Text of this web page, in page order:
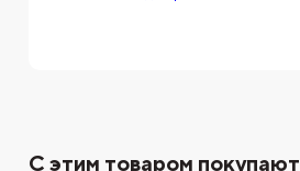
С этим товаром покупают